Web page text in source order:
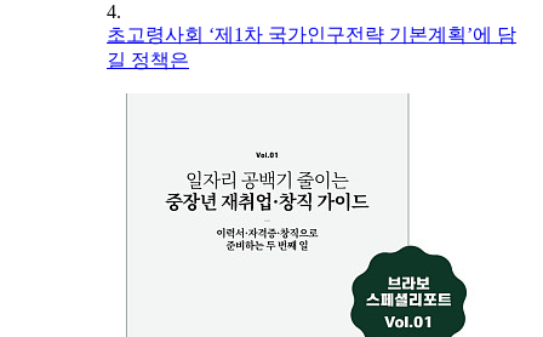
4.
초고령사회 ‘제1차 국가인구전략 기본계획’에 담
길 정책은